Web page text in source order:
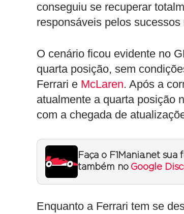
conseguiu se recuperar
responsáveis pelos
O cenário ficou evidente no
quarta posição, sem
Ferrari e McLaren. Após a
atualmente a quarta posição
com a chegada de
Faça o F1Mania.net
também no Google
Enquanto a Ferrari tem se